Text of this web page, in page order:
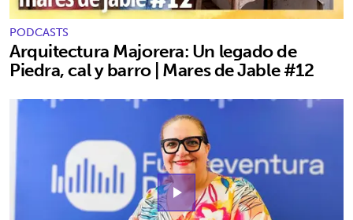
PODCASTS
Arquitectura Majorera: Un legado de
Piedra, cal y barro | Mares de Jable #12
play_arrow